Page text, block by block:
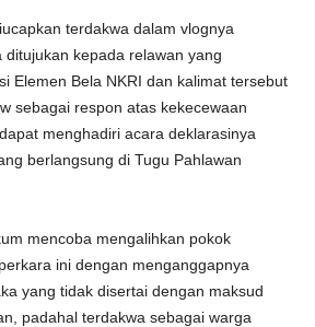
terdakwa dalam vlognya
kepada relawan yang
Elemen Bela NKRI dan kalimat tersebut
sebagai respon atas kekecewaan
menghadiri acara deklarasinya
berlangsung di Tugu Pahlawan
mencoba mengalihkan pokok
ini dengan menganggapnya
yang tidak disertai dengan maksud
padahal terdakwa sebagai warga